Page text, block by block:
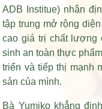
ADB Institue) nhận
tập trung mở rộng
cao giá trị chất lượng
sinh an toàn thực
triển và tiếp thị mạnh
sản của mình.
Bà Yumiko khẳng